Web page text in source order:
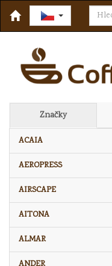
Značky
ACAIA
AEROPRESS
AIRSCAPE
AITONA
ALMAR